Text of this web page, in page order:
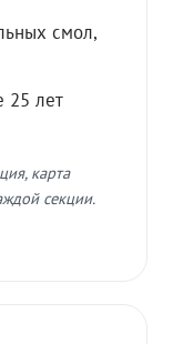
смол,
25 лет
карта
секции.